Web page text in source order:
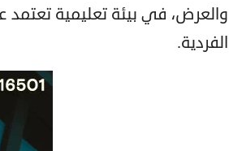
والعرض، في بيئة تعليمية تعتمد
الفردية.